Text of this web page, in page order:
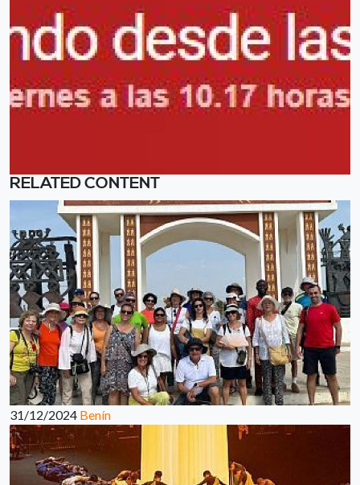
RELATED CONTENT
31/12/2024 Benín